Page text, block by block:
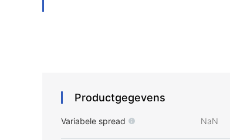
Productgegevens
Variabele spread NaN